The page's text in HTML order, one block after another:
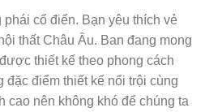
cổ điển. Bạn yêu thích vẻ
thất Châu Âu. Ban đang mong
thiết kế theo phong cách
điểm thiết kế nổi trội cùng
cao nên không khó để chúng ta